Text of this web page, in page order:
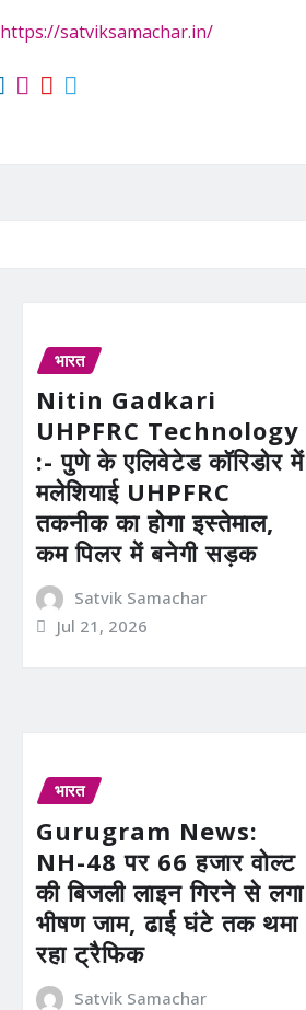
https://satviksamachar.in/
भारत
Nitin Gadkari
UHPFRC Technology
:- पुणे के एलिवेटेड कॉरिडोर में
मलेशियाई UHPFRC
तकनीक का होगा इस्तेमाल,
कम पिलर में बनेगी सड़क
Satvik Samachar
Jul 21, 2026
भारत
Gurugram News:
NH-48 पर 66 हजार वोल्ट
की बिजली लाइन गिरने से लगा
भीषण जाम, ढाई घंटे तक थमा
रहा ट्रैफिक
Satvik Samachar